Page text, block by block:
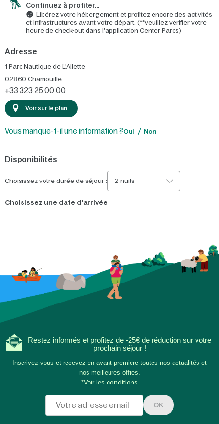
Continuez à profiter…
Libérez votre hébergement et profitez encore des activités
et infrastructures avant votre départ. (**veuillez vérifier votre
heure de check-out dans l'application Center Parcs)
Adresse
1 Parc Nautique de L'Ailette
02860 Chamouille
+33 323 25 00 00
Voir sur le plan
Vous manque-t-il une information ?Oui Non
Disponibilités
Choisissez votre durée de séjour : 2 nuits
Choisissez une date d'arrivée
Restez informés et profitez de -25€ de réduction sur votre
prochain séjour !
Inscrivez-vous et recevez en avant-première toutes nos actualités et
nos meilleures offres.
*Voir les conditions
OK